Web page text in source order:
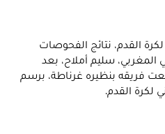
القدم، نتائج الفحوصات
المغربي، سليم أملاح، بعد
فريقه بنظيره غرناطة، برسم